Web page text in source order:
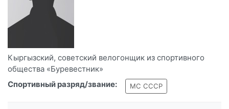
Кыргызский, советский велогонщик из спортивного
общества «Буревестник»
Спортивный разряд/звание:
МС СССР